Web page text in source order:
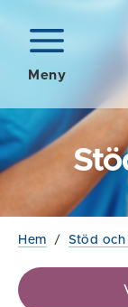
Meny
Hem / Stöd och